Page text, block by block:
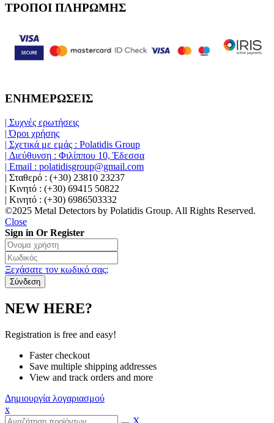
ΤΡΟΠΟΙ ΠΛΗΡΩΜΗΣ
ΕΝΗΜΕΡΩΣΕΙΣ
| Συχνές ερωτήσεις
| Όροι χρήσης
| Σχετικά με εμάς : Polatidis Group
| Διεύθυνση : Φιλίππου 10, Έδεσσα
| Email : polatidisgroup@gmail.com
| Σταθερό : (+30) 23810 23237
| Κινητό : (+30) 69415 50822
| Κινητό : (+30) 6986503332
©2025 Metal Detectors by Polatidis Group. All Rights Reserved.
Close
Sign in Or Register
Ξεχάσατε τον κωδικό σας;
NEW HERE?
Registration is free and easy!
Faster checkout
Save multiple shipping addresses
View and track orders and more
Δημιουργία λογαριασμού
x
X